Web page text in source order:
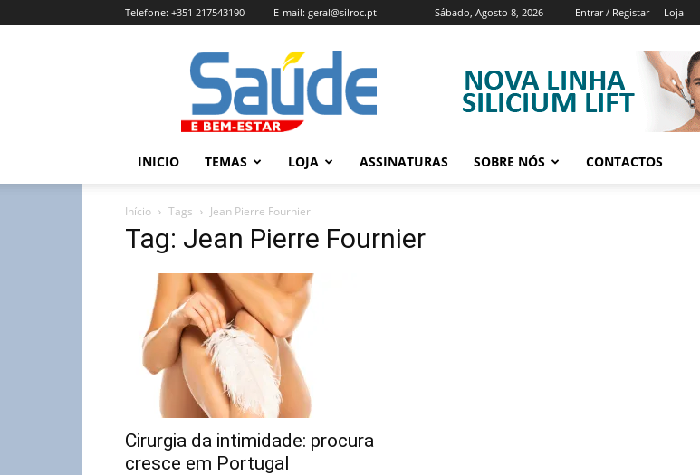
Sábado, Agosto 8, 2026 Entrar / Registar Loja
Telefone: +351 217543190 E-mail: geral@silroc.pt
Revista
Saúde
e
Bem
Estar
Edição
INICIO TEMAS LOJA ASSINATURAS SOBRE NÓS CONTACTOS
Início Tags Jean Pierre Fournier
Tag: Jean Pierre Fournier
Cirurgia da intimidade: procura
cresce em Portugal